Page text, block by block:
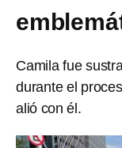
Camila fue
durante el
alió con él.